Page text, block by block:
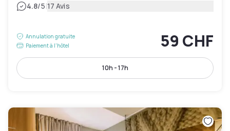
4.8/5|17 Avis
Annulation gratuite
Paiement à l'hôtel
59 CHF
10h - 17h